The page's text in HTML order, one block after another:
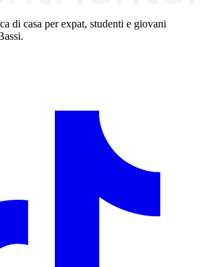
di casa per expat, studenti e giovani